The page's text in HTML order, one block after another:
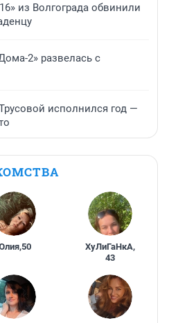
из Волгограда обвинили
2» развелась с
исполнился год —
,50 ХуЛиГаНкА,
43